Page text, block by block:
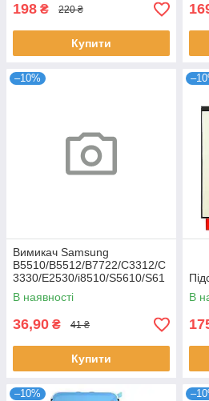
198 ₴ 220 ₴
Купити
–10%
Вимикач Samsung
B5510/B5512/B7722/C3312/C
3330/E2530/i8510/S5610/S61
02
В наявності
36,90 ₴ 41 ₴
Купити
В
–10%